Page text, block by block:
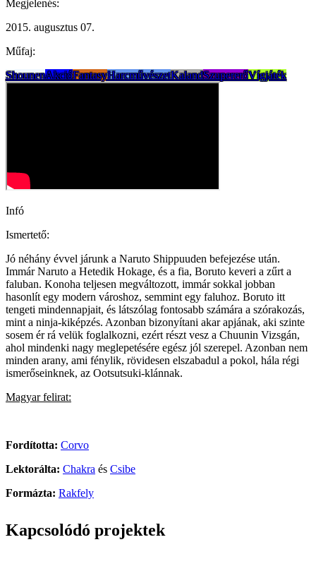
Megjelenés:
2015. augusztus 07.
Műfaj:
ShounenAkcióFantasyHarcművészetKalandSzupererőVígjáték
Infó
Ismertető:
Jó néhány évvel járunk a Naruto Shippuuden befejezése után.
Immár Naruto a Hetedik Hokage, és a fia, Boruto keveri a zűrt a
faluban. Konoha teljesen megváltozott, immár sokkal jobban
hasonlít egy modern városhoz, semmint egy faluhoz. Boruto itt
tengeti mindennapjait, és látszólag fontosabb számára a szórakozás,
mint a ninja-kiképzés. Azonban bizonyítani akar apjának, aki szinte
sosem ér rá velük foglalkozni, ezért részt vesz a Chuunin Vizsgán,
ahol mindenki nagy meglepetésére egész jól szerepel. Azonban nem
minden arany, ami fénylik, rövidesen elszabadul a pokol, hála régi
ismerőseinknek, az Ootsutsuki-klánnak.
Magyar felirat:
Fordította: Corvo
Lektorálta: Chakra és Csibe
Formázta: Rakfely
Kapcsolódó projektek